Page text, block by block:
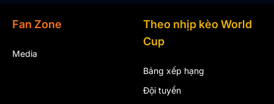
Fan Zone
Media
Theo nhịp kèo World
Cup
Bảng xếp hạng
Đội tuyển